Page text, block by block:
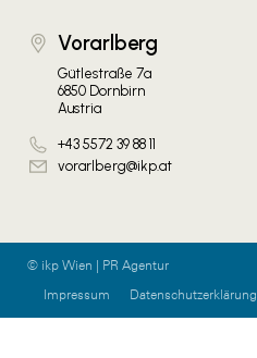
Vorarlberg
Gütlestraße 7a
6850 Dornbirn
Austria
+43 5572 39 88 11
vorarlberg@ikp.at
© ikp Wien | PR Agentur
Impressum
Datenschutzerklärung